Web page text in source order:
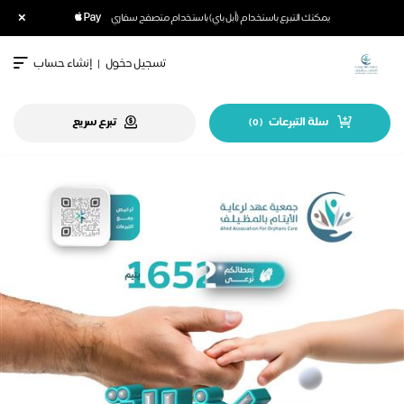
يمكنك التبرع باستخدام (أبل باي) باستخدام متصفح سفاري ×
تسجيل دخول | إنشاء حساب
سلة التبرعات (
0
) تبرع سريع